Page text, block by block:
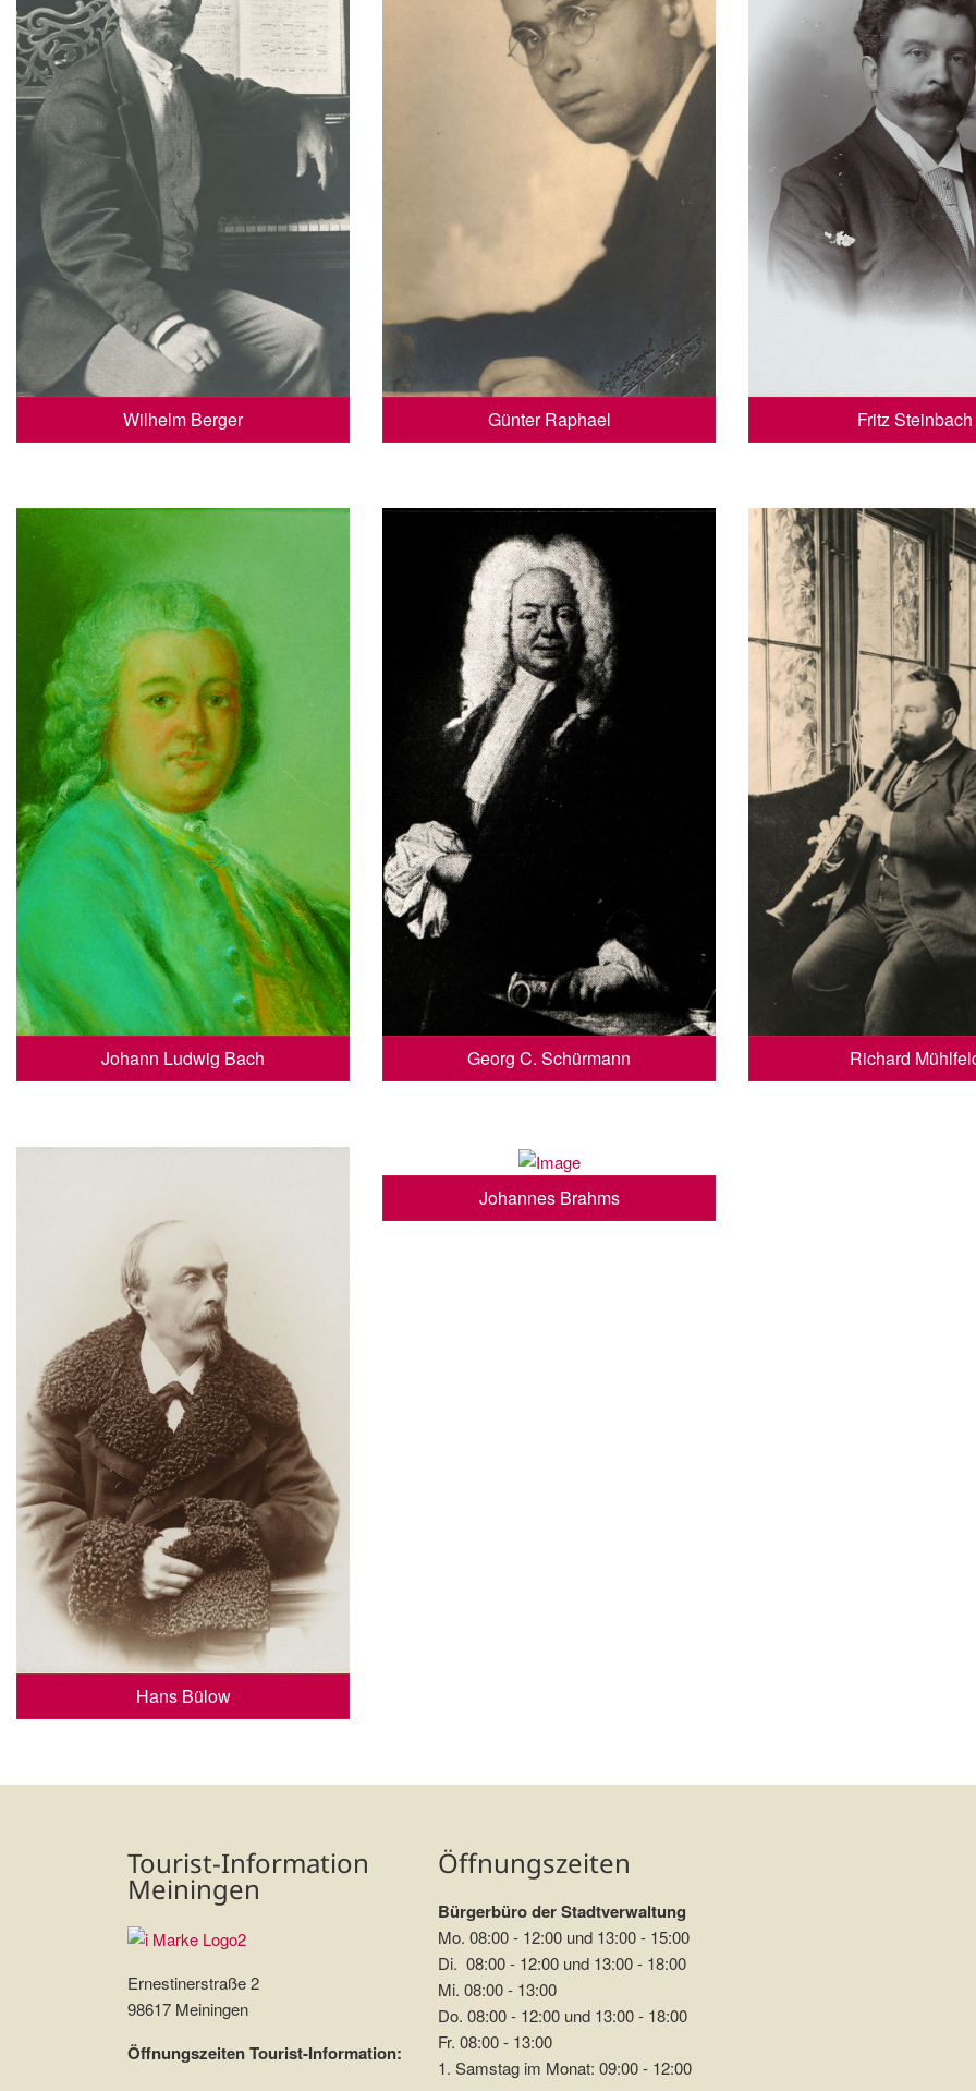
Wilhelm Berger Günter Raphael Fritz Steinbach
Johann Ludwig Bach Georg C. Schürmann Richard
Hans Bülow
Johannes Brahms
Tourist-Information
Meiningen
Ernestinerstraße 2
98617 Meiningen
Öffnungszeiten Tourist-Information:
Öffnungszeiten
Bürgerbüro der Stadtverwaltung
Mo. 08:00 - 12:00 und 13:00 - 15:00
Di. 08:00 - 12:00 und 13:00 - 18:00
Mi. 08:00 - 13:00
Do. 08:00 - 12:00 und 13:00 - 18:00
Fr. 08:00 - 13:00
1. Samstag im Monat: 09:00 - 12:00